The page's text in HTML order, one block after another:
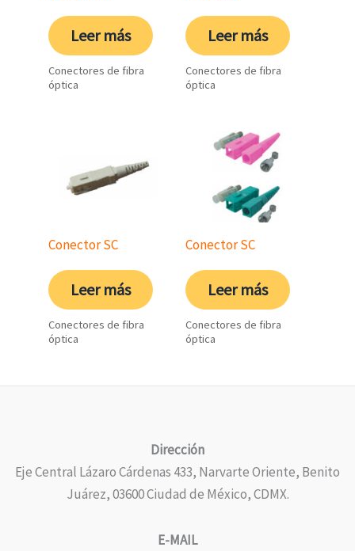
Leer más
Conectores de fibra
óptica
Leer más
Conectores de fibra
óptica
Conector SC
Leer más
Conectores de fibra
óptica
Conector SC
Leer más
Conectores de fibra
óptica
Dirección
Eje Central Lázaro Cárdenas 433, Narvarte Oriente, Benito
Juárez, 03600 Ciudad de México, CDMX.
E-MAIL